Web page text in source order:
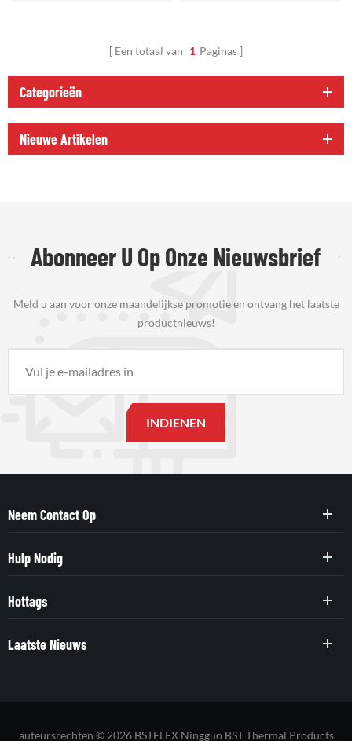
Een totaal van 1 Paginas
Categorieën
Nieuwe Artikelen
Abonneer U Op Onze Nieuwsbrief
Meld u aan voor onze maandelijkse promotie en ontvang het laatste
productnieuws!
Neem Contact Op
Hulp Nodig
Hottags
Laatste Nieuws
auteursrechten © 2026 BSTFLEX Ningguo BST Thermal Products